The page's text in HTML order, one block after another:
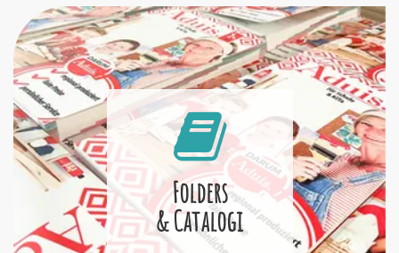
Folders
& Catalogi